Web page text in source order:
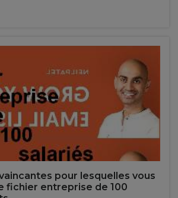
pour lesquelles vous
fichier entreprise de 100